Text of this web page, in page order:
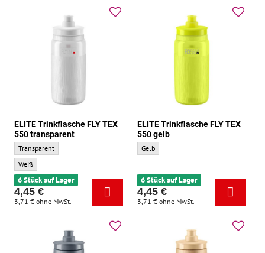
ELITE Trinkflasche FLY TEX
550 transparent
ELITE Trinkflasche FLY TEX 550 transparent - Grundfarbe:
Transparent
ELITE Trinkflasche FLY TEX 550 transparent - Zusatzfarbe:
Weiß
6 Stück auf Lager
4,45 €
3,71 € ohne MwSt.
ELITE Trinkflasche FLY TEX
550 gelb
ELITE Trinkflasche FLY TEX 550 gelb -
Gelb
6 Stück auf Lager
4,45 €
3,71 € ohne MwSt.